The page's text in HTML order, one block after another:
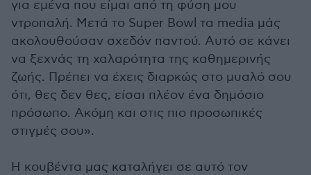
για εμένα που είμαι από τη φύση μου
ντροπαλή. Μετά το Super Bowl τα media μάς
ακολουθούσαν σχεδόν παντού. Αυτό σε κάνει
να ξεχνάς τη χαλαρότητα της καθημερινής
ζωής. Πρέπει να έχεις διαρκώς στο μυαλό σου
ότι, θες δεν θες, είσαι πλέον ένα δημόσιο
πρόσωπο. Ακόμη και στις πιο προσωπικές
στιγμές σου».
Η κουβέντα μας καταλήγει σε αυτό τον